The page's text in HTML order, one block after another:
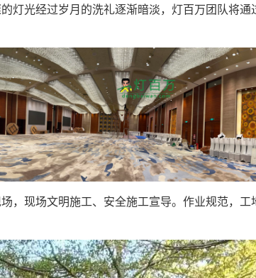
灯光经过岁月的洗礼逐渐暗淡，灯百万团队将
，现场文明施工、安全施工宣导。作业规范，